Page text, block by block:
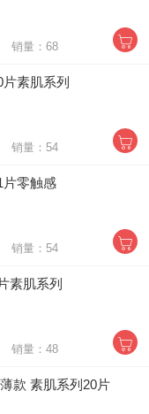
销量：68
素肌系列
销量：54
片零触感
销量：54
素肌系列
销量：48
款 素肌系列20片